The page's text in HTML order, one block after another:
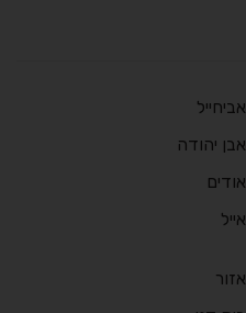
אביחייל
אבן יהודה
אודים
אייל
אזור